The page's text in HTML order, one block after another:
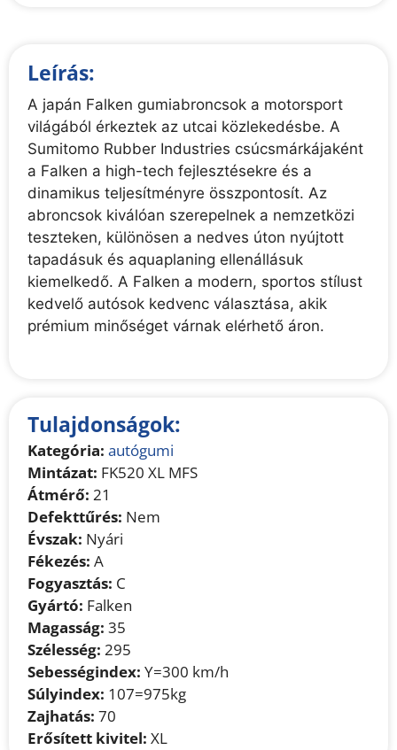
Leírás:
A japán Falken gumiabroncsok a motorsport
világából érkeztek az utcai közlekedésbe. A
Sumitomo Rubber Industries csúcsmárkájaként
a Falken a high-tech fejlesztésekre és a
dinamikus teljesítményre összpontosít. Az
abroncsok kiválóan szerepelnek a nemzetközi
teszteken, különösen a nedves úton nyújtott
tapadásuk és aquaplaning ellenállásuk
kiemelkedő. A Falken a modern, sportos stílust
kedvelő autósok kedvenc választása, akik
prémium minőséget várnak elérhető áron.
Tulajdonságok:
Kategória: autógumi
Mintázat: FK520 XL MFS
Átmérő: 21
Defekttűrés: Nem
Évszak: Nyári
Fékezés: A
Fogyasztás: C
Gyártó: Falken
Magasság: 35
Szélesség: 295
Sebességindex: Y=300 km/h
Súlyindex: 107=975kg
Zajhatás: 70
Erősített kivitel: XL